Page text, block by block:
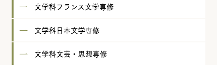
文学科フランス文学専修
文学科日本文学専修
文学科文芸・思想専修